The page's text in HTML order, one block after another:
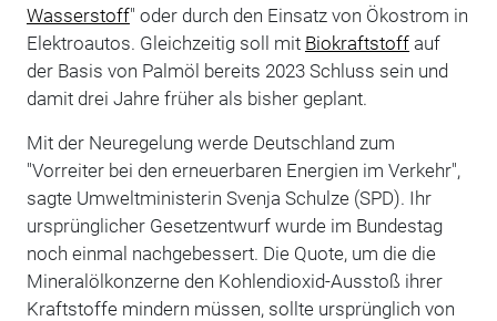
Wasserstoff" oder durch den Einsatz von Ökostrom in
Elektroautos. Gleichzeitig soll mit Biokraftstoffauf
der Basis von Palmöl bereits 2023 Schluss sein und
damit drei Jahre früher als bisher geplant.
Mit der Neuregelung werde Deutschland zum
"Vorreiter bei den erneuerbaren Energien im Verkehr",
sagte Umweltministerin Svenja Schulze (SPD). Ihr
ursprünglicher Gesetzentwurf wurde im Bundestag
noch einmal nachgebessert. Die Quote, um die die
Mineralölkonzerne den Kohlendioxid-Ausstoß ihrer
Kraftstoffe mindern müssen, sollte ursprünglich von